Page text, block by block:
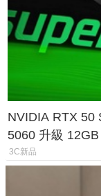
NVIDIA RTX 50
5060 升級
次規格終於不擠
3C新品